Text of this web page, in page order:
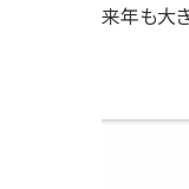
来年も大